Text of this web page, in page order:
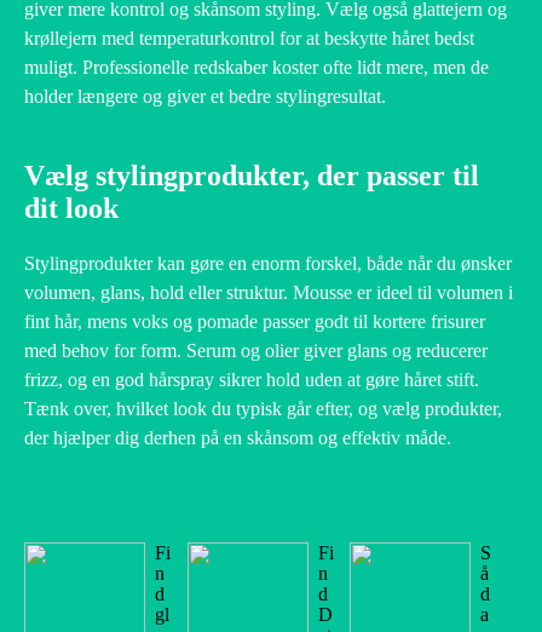
giver mere kontrol og skånsom styling. Vælg også glattejern og
krøllejern med temperaturkontrol for at beskytte håret bedst
muligt. Professionelle redskaber koster ofte lidt mere, men de
holder længere og giver et bedre stylingresultat.
Vælg stylingprodukter, der passer til
dit look
Stylingprodukter kan gøre en enorm forskel, både når du ønsker
volumen, glans, hold eller struktur. Mousse er ideel til volumen i
fint hår, mens voks og pomade passer godt til kortere frisurer
med behov for form. Serum og olier giver glans og reducerer
frizz, og en god hårspray sikrer hold uden at gøre håret stift.
Tænk over, hvilket look du typisk går efter, og vælg produkter,
der hjælper dig derhen på en skånsom og effektiv måde.
Fi
n
d
gl
Fi
n
d
D
S
å
d
a